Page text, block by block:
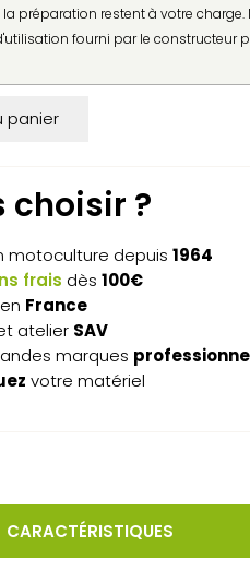
préparation restent à votre
fourni par le constructeur
panier
choisir ?
motoculture depuis 1964
frais dès 100€
France
atelier SAV
marques
votre matériel
CARACTÉRISTIQUES